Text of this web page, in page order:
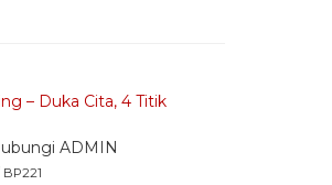
– Duka Cita, 4 Titik
ADMIN
BP221